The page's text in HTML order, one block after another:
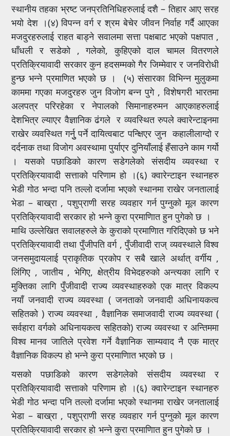
स्थानीय तहका भ्रष्ट जनप्रतिनिधिहरुलाई दशै – तिहार आए सरह
भयो देश ।(४) विपन्न वर्ग र श्रम बेचेर जीवन निर्वाह गर्दै आएका
मजदुरहरुलाई राहत बाड्ने सवालमा सत्ता पक्षबाट भएको पक्षपात ,
धाँधली र सडेको , गलेको, कुहिएको दाल चामल वितरणले
प्रतिक्रियावादी सरकार कुन हदसम्मको गैर जिम्मेवार र जनविरोधी
हुन्छ भन्ने प्रमाणित भएको छ । (५) संसारका विभिन्न मुलुकमा
काममा गएका मजदुरहरु जुन विजोग बन्न पुगे , विशेषगरी भारतमा
अलपत्र परिरहेका र नेपालको सिमानाहरुमन आएकाहरुलाई
देशभित्र ल्याएर वैज्ञानिक ढंगले र व्यवस्थित रुपले क्वारेन्टाइनमा
राखेर व्यवस्थित गर्नुु पर्ने दायित्वबाट पन्क्षिएर जुन कहालीलाग्दो र
दर्दनाक तथा विजोग अवस्थामा पुर्याएर दुनियाँलाई हँसाउने काम गर्य‍ो
। यसको पछाडिको कारण सडेगलेको संसदीय व्यवस्था र
प्रतिक्रियावादी सत्ताको परिणाम हो ।(६) क्वारेन्टाइन स्थानहरु
भेडी गोठ भन्दा पनि तल्लो दर्जामा भएको स्थानमा राखेर जनतालाई
भेडा – बाख्रा , पशुप्राणी सरह व्यवहार गर्न पुग्नुको मूल कारण
प्रतिक्रियावादी सरकार हो भन्ने कुरा प्रमाणिात हुन पुगेको छ ।
माथि उल्लेखित सवालहरुले के कुराको प्रमाणिात गरिदिएको छ भने
प्रतिक्रियावादी तथा पुँजीपति वर्ग , पुँजीवादी राज् व्यवस्थाले विश्व
जनसमुदायलाई प्राकृतिक प्रकोप र सबै खाले अर्थात् वर्गीय ,
लिंगिए , जातीय , भेगिए, क्षेत्रीय विभेदहरुको अन्त्यका लागि र
मुक्तिका लागि पुँजीवादी राज्य व्यवस्थाहरुको एक मात्र विकल्प
नयाँ जनवादी राज्य व्यवस्था ( जनताको जनवादी अधिनायकत्व
सहितको ) राज्य व्यवस्था , वैज्ञानिक समाजवादी राज्य व्यवस्था (
सर्वहारा वर्गको अधिनायकत्व सहितको) राज्य व्यवस्था र अन्तिममा
विश्व मानव जातिले प्रवेश गर्ने वैज्ञानिक साम्यवाद नै एक मात्र
वैज्ञानिक विकल्प हो भन्ने कुरा प्रमाणिात भएको छ ।
यसको पछाडिको कारण सडेगलेको संसदीय व्यवस्था र
प्रतिक्रियावादी सत्ताको परिणाम हो ।(६) क्वारेन्टाइन स्थानहरु
भेडी गोठ भन्दा पनि तल्लो दर्जामा भएको स्थानमा राखेर जनतालाई
भेडा – बाख्रा , पशुप्राणी सरह व्यवहार गर्न पुग्नुको मूल कारण
प्रतिक्रियावादी सरकार हो भन्ने कुरा प्रमाणिात हुन पुगेको छ ।